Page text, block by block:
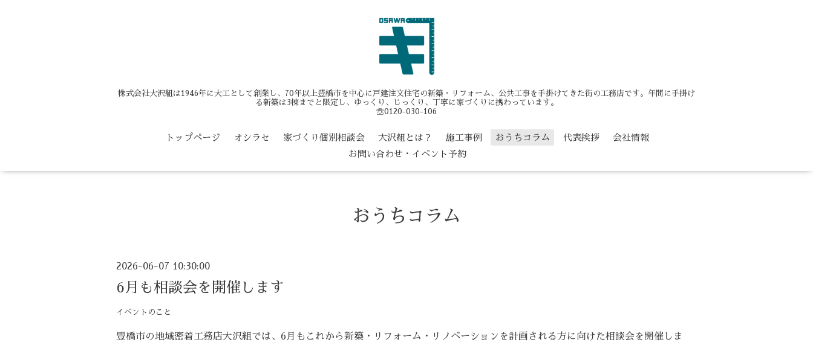
株式会社大沢組は1946年に大工として創業し、70年以上豊橋市を中心に戸建注文住宅の新築・リフォーム、公共工事を手掛けてきた街の工務店です。年間に手掛け
る新築は3棟までと限定し、ゆっくり、じっくり、丁寧に家づくりに携わっています。
☏0120-030-106
トップページ オシラセ 家づくり個別相談会 大沢組とは？ 施工事例 おうちコラム 代表挨拶
会社情報
お問い合わせ・イベント予約
おうちコラム
2026-06-07 10:30:00
6月も相談会を開催します
イベントのこと
豊橋市の地域密着工務店大沢組では、6月もこれから新築・リフォーム・リノベーションを計画される方に向けた相談会を開催しま